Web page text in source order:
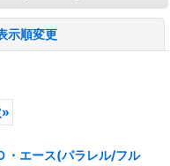
示順変更
»
・エース(パラレル/フル